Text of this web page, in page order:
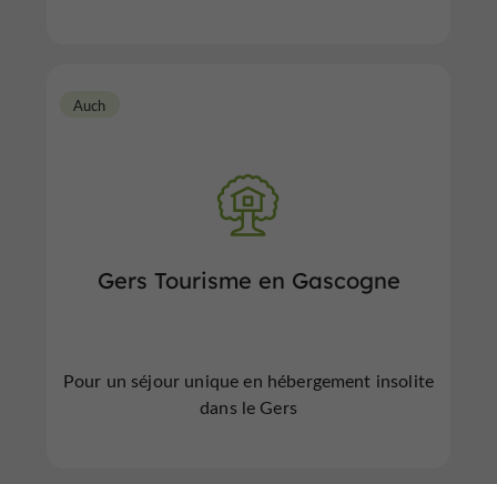
Gers Tourisme en Gascogne
Auch
Pour un séjour unique en hébergement insolite
dans le Gers